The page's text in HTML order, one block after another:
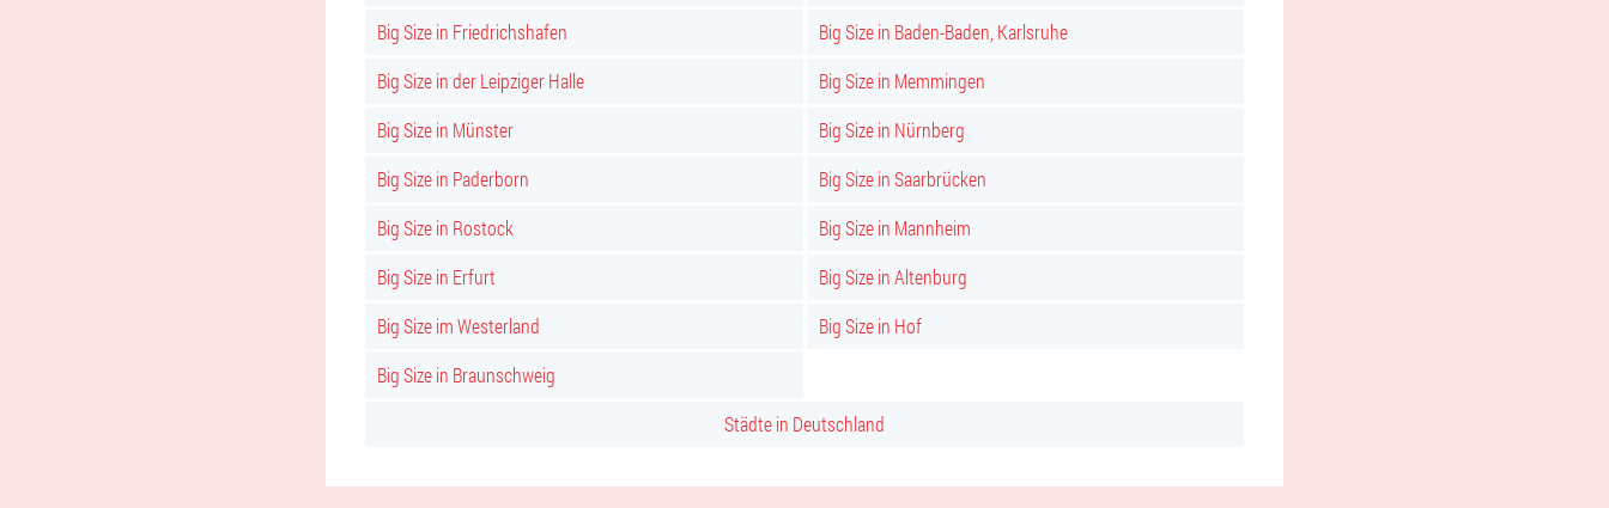
Big Size in Friedrichshafen
Big Size in Baden-Baden, Karlsruhe
Big Size in der Leipziger Halle
Big Size in Memmingen
Big Size in Münster
Big Size in Nürnberg
Big Size in Paderborn
Big Size in Saarbrücken
Big Size in Rostock
Big Size in Mannheim
Big Size in Erfurt
Big Size in Altenburg
Big Size im Westerland
Big Size in Hof
Big Size in Braunschweig
Städte in Deutschland